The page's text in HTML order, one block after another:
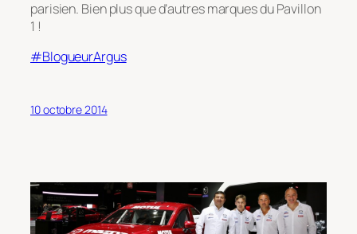
parisien. Bien plus que d’autres marques du Pavillon
1 !
#BlogueurArgus
10 octobre 2014